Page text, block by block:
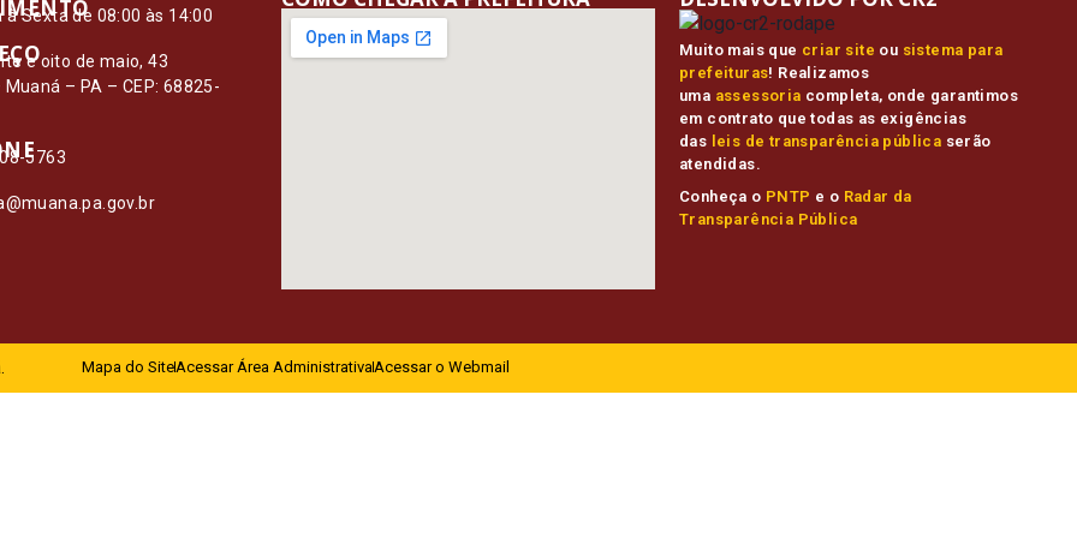
à Sexta de 08:00 às 14:00
e oito de maio, 43
– PA – CEP: 68825-
5763
Muito mais que criar site ou sistema para
prefeituras! Realizamos
uma assessoria completa, onde garantimos
em contrato que todas as exigências
das leis de transparência pública serão
atendidas.
Conheça o PNTP e o Radar da
Transparência Pública
Mapa do SiteAcessar Área Administrativa Acessar o Webmail